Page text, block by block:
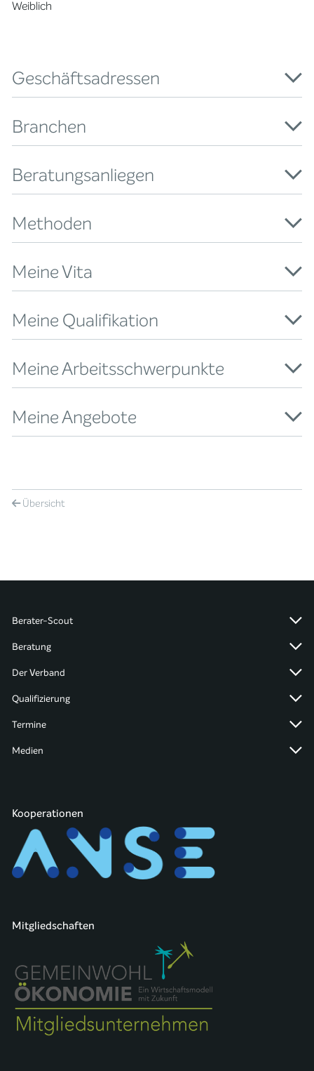
Weiblich
Geschäftsadressen
Branchen
Beratungsanliegen
Methoden
Meine Vita
Meine Qualifikation
Meine Arbeitsschwerpunkte
Meine Angebote
Übersicht
Berater-Scout
Beratung
Der Verband
Qualifizierung
Termine
Medien
Kooperationen
Mitgliedschaften